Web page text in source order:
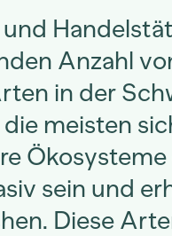
und
Anzahl
in der
meisten
sein und
Diese